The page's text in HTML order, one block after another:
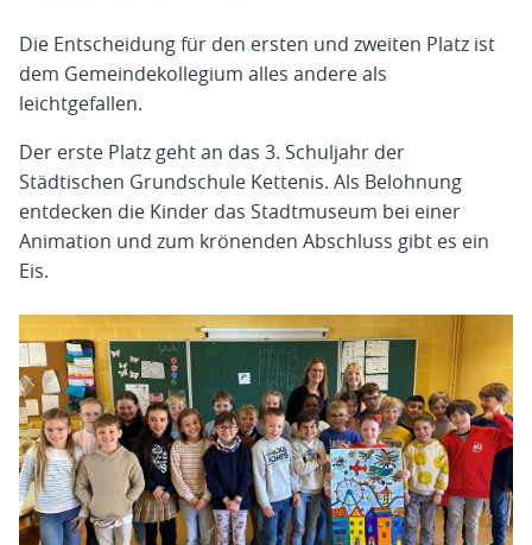
Die Entscheidung für den ersten und zweiten Platz ist
dem Gemeindekollegium alles andere als
leichtgefallen.
Der erste Platz geht an das 3. Schuljahr der
Städtischen Grundschule Kettenis. Als Belohnung
entdecken die Kinder das Stadtmuseum bei einer
Animation und zum krönenden Abschluss gibt es ein
Eis.